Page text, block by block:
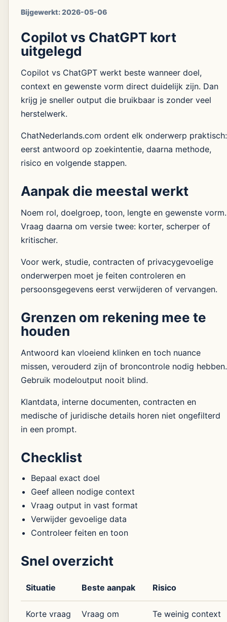
Bijgewerkt:2026-05-06
Copilot vs ChatGPT kort
uitgelegd
Copilot vs ChatGPT werkt beste wanneer doel,
context en gewenste vorm direct duidelijk zijn. Dan
krijg je sneller output die bruikbaar is zonder veel
herstelwerk.
ChatNederlands.com ordent elk onderwerp praktisch:
eerst antwoord op zoekintentie, daarna methode,
risico en volgende stappen.
Aanpak die meestal werkt
Noem rol, doelgroep, toon, lengte en gewenste vorm.
Vraag daarna om versie twee: korter, scherper of
kritischer.
Voor werk, studie, contracten of privacygevoelige
onderwerpen moet je feiten controleren en
persoonsgegevens eerst verwijderen of vervangen.
Grenzen om rekening mee te
houden
Antwoord kan vloeiend klinken en toch nuance
missen, verouderd zijn of broncontrole nodig hebben.
Gebruik modeloutput nooit blind.
Klantdata, interne documenten, contracten en
medische of juridische details horen niet ongefilterd
in een prompt.
Checklist
Bepaal exact doel
Geef alleen nodige context
Vraag output in vast format
Verwijder gevoelige data
Controleer feiten en toon
Snel overzicht
Situatie Beste aanpak Risico
Korte vraag
Vraag om
Te weinig context